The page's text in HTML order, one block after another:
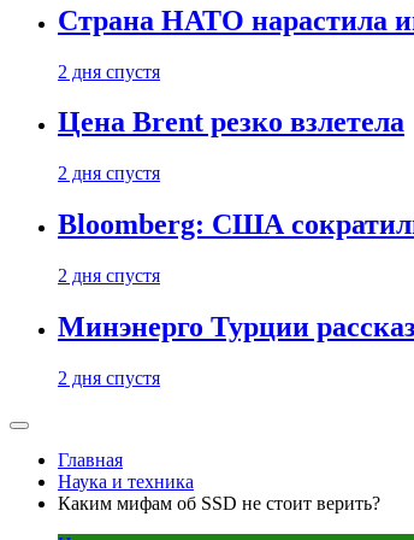
Страна НАТО нарастила
2 дня спустя
Цена Brent резко взлетела
2 дня спустя
Bloomberg: США
2 дня спустя
Минэнерго Турции
2 дня спустя
Главная
Наука и техника
Каким мифам об SSD не стоит верить?